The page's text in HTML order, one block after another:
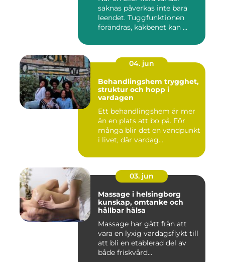
saknas påverkas inte bara
leendet. Tuggfunktionen
förändras, käkbenet kan ...
04. jun
Behandlingshem trygghet,
struktur och hopp i
vardagen
Ett behandlingshem är mer
än en plats att bo på. För
många blir det en vändpunkt
i livet, där vardag...
03. jun
Massage i helsingborg
kunskap, omtanke och
hållbar hälsa
Massage har gått från att
vara en lyxig vardagsflykt till
att bli en etablerad del av
både friskvård...